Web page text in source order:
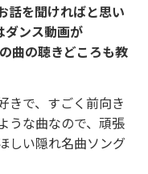
話を聞ければと思い
ダンス動画が
曲の聴きどころも教
きで、すごく前向き
うな曲なので、頑張
しい隠れ名曲ソング